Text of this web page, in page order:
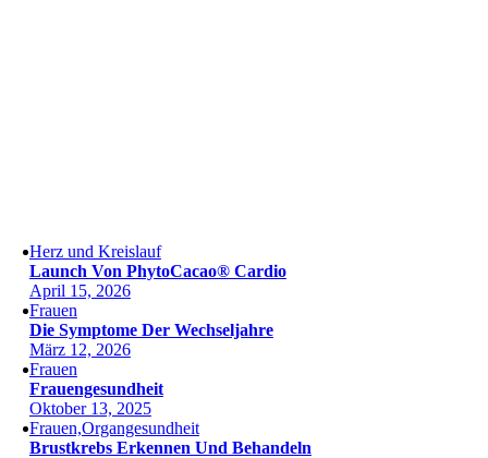
Herz und Kreislauf
Launch Von PhytoCacao® Cardio
April 15, 2026
Frauen
Die Symptome Der Wechseljahre
März 12, 2026
Frauen
Frauengesundheit
Oktober 13, 2025
Frauen,Organgesundheit
Brustkrebs Erkennen Und Behandeln